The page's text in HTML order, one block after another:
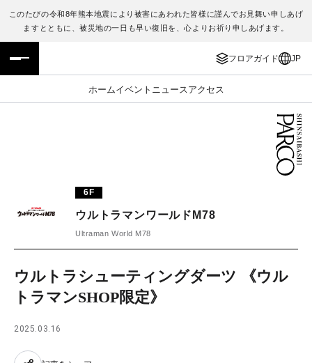
このたびの令和8年熊本地震により被害にあわれた皆様に謹んでお見舞い申しあげ
ますとともに、被災地の一日も早い復旧を、心よりお祈り申しあげます。
フロアガイド JP
ホームイベント ニュース アクセス
フロアガイド
施設案内・アクセス
TAX FREE
JP
ENGLISH
繁体字
日本語
6F
ウルトラマンワールドM78
Ultraman World M78
ウルトラシューティングダーツ 《ウル
トラマンSHOP限定》
2025.03.16